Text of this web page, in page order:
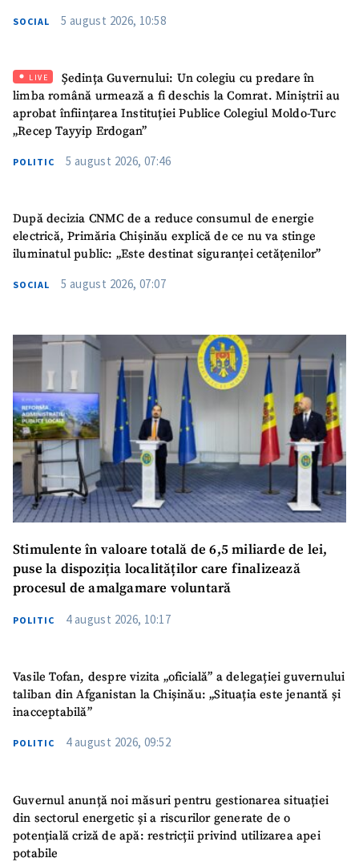
SOCIAL 5 august 2026, 10:58
LIVE
Ședința Guvernului: Un colegiu cu predare în
limba română urmează a fi deschis la Comrat. Miniștrii au
aprobat înființarea Instituției Publice Colegiul Moldo-Turc
„Recep Tayyip Erdogan”
POLITIC 5 august 2026, 07:46
După decizia CNMC de a reduce consumul de energie
electrică, Primăria Chișinău explică de ce nu va stinge
iluminatul public: „Este destinat siguranței cetățenilor”
SOCIAL 5 august 2026, 07:07
Stimulente în valoare totală de 6,5 miliarde de lei,
puse la dispoziția localităților care finalizează
procesul de amalgamare voluntară
POLITIC 4 august 2026, 10:17
Vasile Tofan, despre vizita „oficială” a delegației guvernului
taliban din Afganistan la Chișinău: „Situația este jenantă și
inacceptabilă”
POLITIC 4 august 2026, 09:52
Guvernul anunță noi măsuri pentru gestionarea situației
din sectorul energetic și a riscurilor generate de o
potențială criză de apă: restricții privind utilizarea apei
potabile